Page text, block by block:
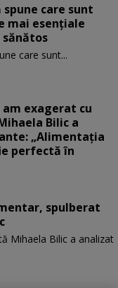
care sunt
mai esențiale
care sunt...
am exagerat cu
Bilic a
„Alimentația
perfectă în
spulberat
Mihaela Bilic a analizat